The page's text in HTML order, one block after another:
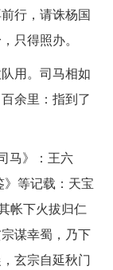
行，请诛杨国
只得照办。
用。司马相如
余里：指到了
马》：王六
》等记载：天宝
帐下火拔归仁
谋幸蜀，乃下
玄宗自延秋门